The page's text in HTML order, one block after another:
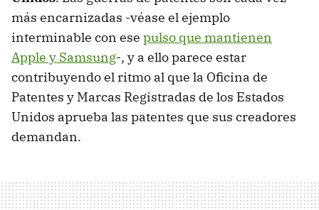
más encarnizadas -véase el ejemplo
interminable con ese pulso que mantienen
Apple y Samsung-, y a ello parece estar
contribuyendo el ritmo al que la Oficina de
Patentes y Marcas Registradas de los Estados
Unidos aprueba las patentes que sus creadores
demandan.